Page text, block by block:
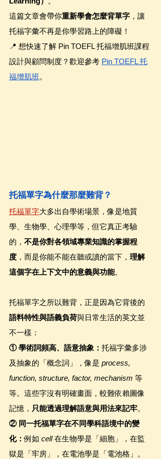
這篇文章會帶你重新學會怎麼背單字 ，讓
托福字彙不再是你學習路上的障礙！
📍 想快速了解 Pin TOEFL 托福增肌班課程
設計與顧問制度？歡迎參考 Pin TOEFL 托
福增肌班。
托福單字為什麼那麼難背？
托福單字大多出自學術場景，像是地質
學、生物學、心理學等，但它真正考驗
的， 不是你對各領域專業知識的掌握程
度 ，而是你能不能在聽或讀的當下， 理解
這個字在上下文中的意義與功能。
托福單字之所以難背，正是因為它背後的
語料特性與語義負荷與日常生活的英文並
不一樣：
① 學術詞頻高、語意抽象： 托福字彙多涉
及抽象的「概念詞」，像是 process,
function, structure, factor, mechanism 等
等。這些字沒有明確畫面，較難依賴圖像
記憶， 只能透過理解語意與用法來記牢。
② 同一托福單字在不同學科語境中的變
化：例如 cell 在生物學是「細胞」，在監
獄是「牢房」，在電池學是「電池格」。